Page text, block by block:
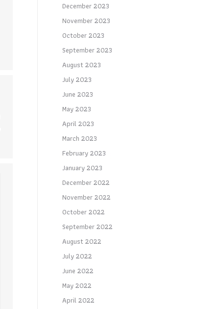
December 2023
November 2023
October 2023
September 2023
August 2023
July 2023
June 2023
May 2023
April 2023
March 2023
February 2023
January 2023
December 2022
November 2022
October 2022
September 2022
August 2022
July 2022
June 2022
May 2022
April 2022